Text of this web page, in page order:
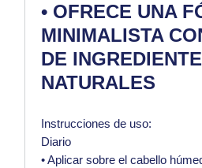
• OFRECE UNA
MINIMALISTA
DE
NATURALES
Instrucciones de uso:
Diario
• Aplicar sobre el cabello